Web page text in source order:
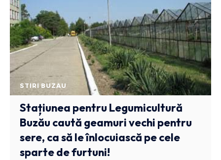
STIRI BUZAU
Stațiunea pentru Legumicultură
Buzău caută geamuri vechi pentru
sere, ca să le înlocuiască pe cele
sparte de furtuni!